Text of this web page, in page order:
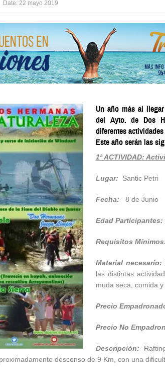
Date: 22 mayo 2019
Un año más al
del Ayto. de Dos
diferentes
Este año serán las
1ª ACTIVIDAD:
Lugar: Santic Petri
Fecha: 8 de Junio
Edad Participantes:
Requisitos
Material necesario:
las distintas
muda seca, comida y
Precio
Precio No
Descripción:
descenso de 9 Km, con una